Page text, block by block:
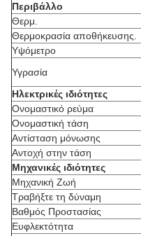
Περιβάλλο
Θερμ.
Θερμοκρασία αποθήκευσης.
Υψόμετρο
Υγρασία
Ηλεκτρικές ιδιότητες
Ονομαστικό ρεύμα
Ονομαστική τάση
Αντίσταση μόνωσης
Αντοχή στην τάση
Μηχανικές ιδιότητες
Μηχανική Ζωή
Τραβήξτε τη δύναμη
Βαθμός Προστασίας
Ευφλεκτότητα